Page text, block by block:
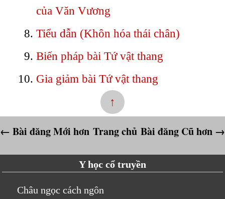
của Văn Vương
Tiểu dẫn (Khôn hóa thái chân)
Biến pháp bài Tứ vật thang
Gia giảm bài Tứ vật thang
↑
← Bài đăng Mới hơn Bài đăng Cũ hơn →
Trang chủ
Y học cổ truyền
Châu ngọc cách ngôn